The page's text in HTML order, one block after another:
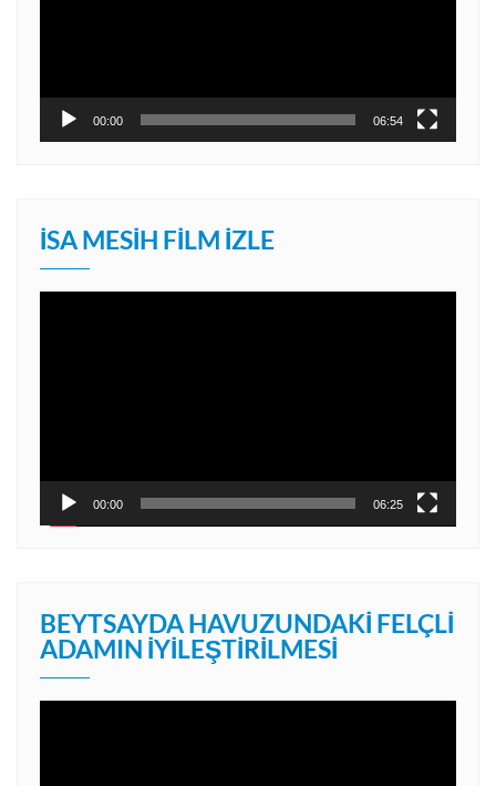
00:00 06:54
İSA MESIH FILM İZLE
00:00 06:25
BEYTSAYDA HAVUZUNDAKI FELÇLI
ADAMIN İYILEŞTIRILMESI